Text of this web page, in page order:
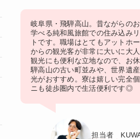
岐阜県・飛騨高山。昔ながらの
学べる純和風旅館での住み込み
トです。職場はとてもアットホ
からの観光客が非常に大いに大
観光にも便利な立地なので、お
騨高山の古い町並みや、世界遺
光がおすすめ。寮は嬉しい完全
ニも徒歩圏内で生活便利です◎
担当者